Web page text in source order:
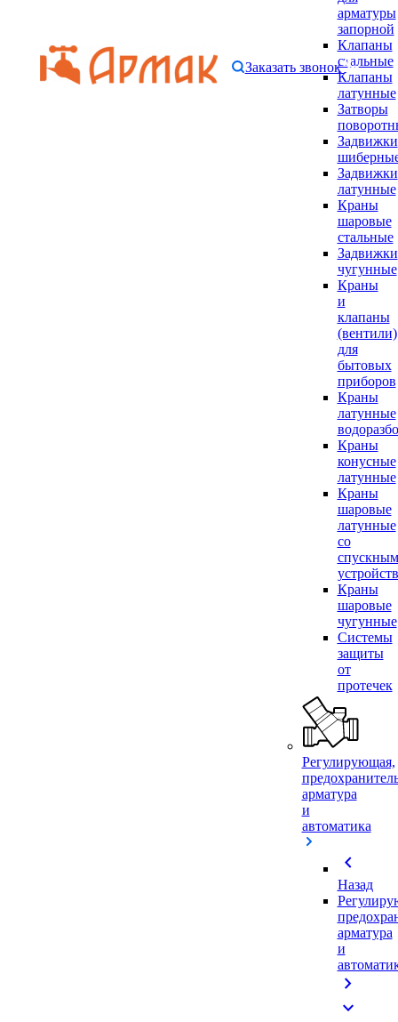
арматуры
запорной
Клапаны
стальные
Клапаны
латунные
Затворы
Задвижки
Задвижки
латунные
Краны
шаровые
стальные
Задвижки
чугунные
Краны
и
клапаны
(вентили)
для
бытовых
приборов
Краны
латунные
Краны
конусные
латунные
Краны
шаровые
латунные
со
спускным
Краны
шаровые
чугунные
Системы
защиты
от
протечек
Регулирующая,
арматура
и
автоматика
chevron_left
Назад
арматура
и
chevron_right
expand_more
Заказать звонок